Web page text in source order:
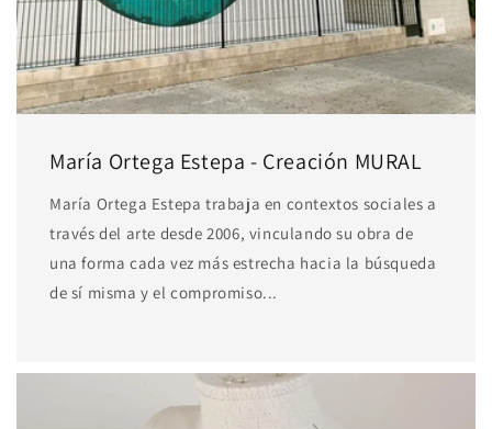
María Ortega Estepa - Creación MURAL
María Ortega Estepa trabaja en contextos sociales a
través del arte desde 2006, vinculando su obra de
una forma cada vez más estrecha hacia la búsqueda
de sí misma y el compromiso...